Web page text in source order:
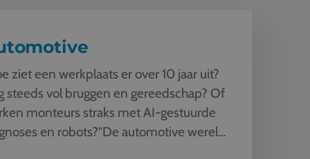
ziet een werkplaats er over 10 jaar uit?
steeds vol bruggen en gereedschap? Of
monteurs straks met AI-gestuurde
en robots?"De automotive wereld